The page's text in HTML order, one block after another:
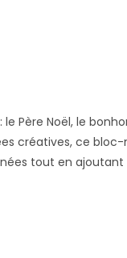
Père Noël, le
créatives, ce
tout en